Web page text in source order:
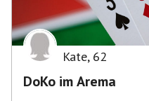
Kate, 62
DoKo im Arema